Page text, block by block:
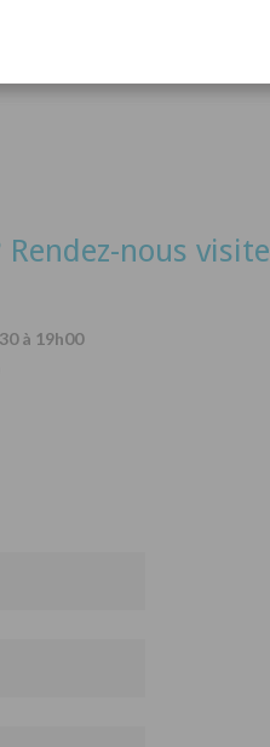
nous visite
à 19h00